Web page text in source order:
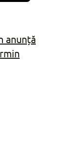
anunță